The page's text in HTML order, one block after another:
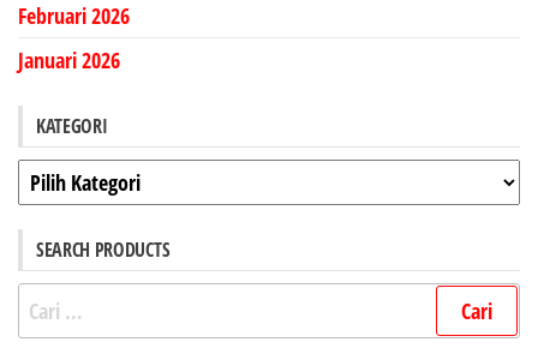
Februari 2026
Januari 2026
KATEGORI
Kategori
SEARCH PRODUCTS
Cari
untuk: